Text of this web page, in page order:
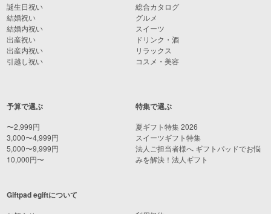
誕生日祝い
結婚祝い
結婚内祝い
出産祝い
出産内祝い
引越し祝い
予算で選ぶ
〜2,999円
3,000〜4,999円
5,000〜9,999円
10,000円〜
総合カタログ
グルメ
スイーツ
ドリンク・酒
リラックス
コスメ・美容
特集で選ぶ
夏ギフト特集 2026
スイーツギフト特集
法人ご担当者様へ ギフトパッドでお悩
みを解決！法人ギフト
Giftpad egiftについて